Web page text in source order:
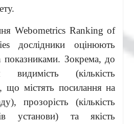
Webometrics Ranking of
дослідники оцінюють
показниками. Зокрема, до
видимість (кількість
що містять посилання на
прозорість (кількість
установи) та якість